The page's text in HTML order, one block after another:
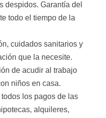
despidos. Garantía del
todo el tiempo de la
cuidados sanitarios y
que la necesite.
de acudir al trabajo
niños en casa.
los pagos de las
alquileres,